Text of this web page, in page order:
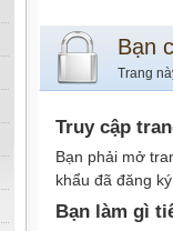
Bạn
Trang
Truy cập
Bạn phải mở
khẩu đã đăng
Bạn làm gì